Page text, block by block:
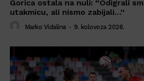
Gorica ostala na nuli: “Odigrali
utakmicu, ali nismo zabijali…”
Marko Vidalina - 9. kolovoza 2026.